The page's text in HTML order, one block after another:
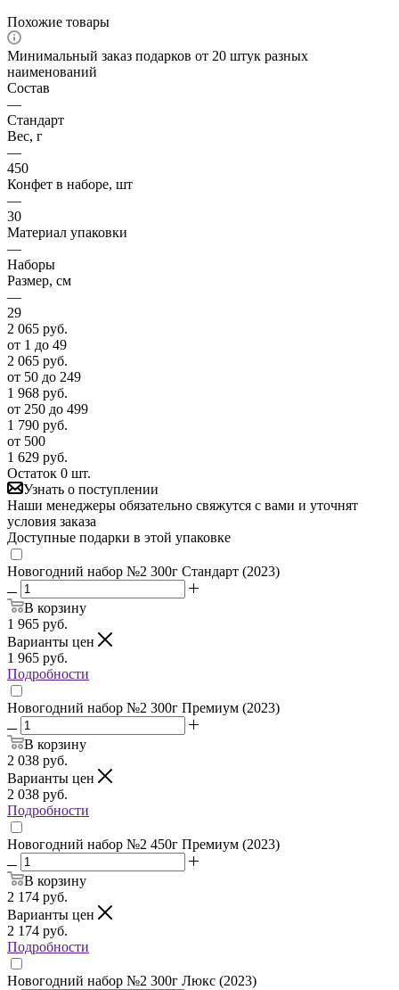
Похожие товары
Минимальный заказ подарков от 20 штук разных
наименований
Состав
—
Стандарт
Вес, г
—
450
Конфет в наборе, шт
—
30
Материал упаковки
—
Наборы
Размер, см
—
29
2 065 руб.
от 1 до 49
2 065 руб.
от 50 до 249
1 968 руб.
от 250 до 499
1 790 руб.
от 500
1 629 руб.
Остаток 0 шт.
Узнать о поступлении
Наши менеджеры обязательно свяжутся с вами и уточнят
условия заказа
Доступные подарки в этой упаковке
Новогодний набор №2 300г Стандарт (2023)
В корзину
1 965 руб.
Варианты цен
1 965 руб.
Подробности
Новогодний набор №2 300г Премиум (2023)
В корзину
2 038 руб.
Варианты цен
2 038 руб.
Подробности
Новогодний набор №2 450г Премиум (2023)
В корзину
2 174 руб.
Варианты цен
2 174 руб.
Подробности
Новогодний набор №2 300г Люкс (2023)